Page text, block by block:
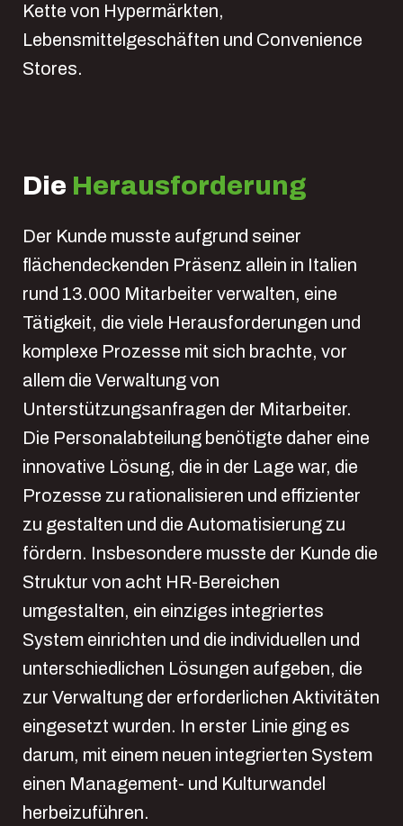
Kette von Hypermärkten,
Lebensmittelgeschäften und Convenience
Stores.
Die Herausforderung
Der Kunde musste aufgrund seiner
flächendeckenden Präsenz allein in Italien
rund 13.000 Mitarbeiter verwalten, eine
Tätigkeit, die viele Herausforderungen und
komplexe Prozesse mit sich brachte, vor
allem die Verwaltung von
Unterstützungsanfragen der Mitarbeiter.
Die Personalabteilung benötigte daher eine
innovative Lösung, die in der Lage war, die
Prozesse zu rationalisieren und effizienter
zu gestalten und die Automatisierung zu
fördern. Insbesondere musste der Kunde die
Struktur von acht HR-Bereichen
umgestalten, ein einziges integriertes
System einrichten und die individuellen und
unterschiedlichen Lösungen aufgeben, die
zur Verwaltung der erforderlichen Aktivitäten
eingesetzt wurden. In erster Linie ging es
darum, mit einem neuen integrierten System
einen Management- und Kulturwandel
herbeizuführen.